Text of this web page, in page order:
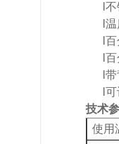
l不
l温
l百
l百
l带
l可
技术
使用